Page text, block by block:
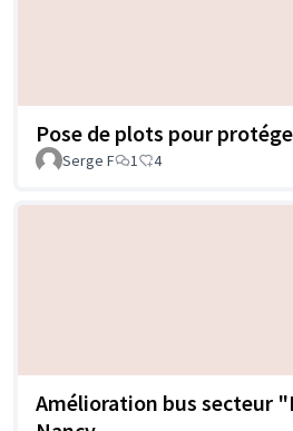
Pose de plots pour
Serge F 1 4
Amélioration bus secteur